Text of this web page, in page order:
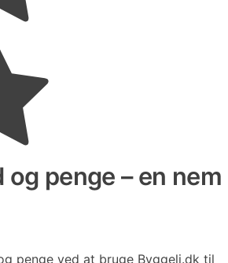
og penge – en nem
penge ved at bruge Byggeli.dk til